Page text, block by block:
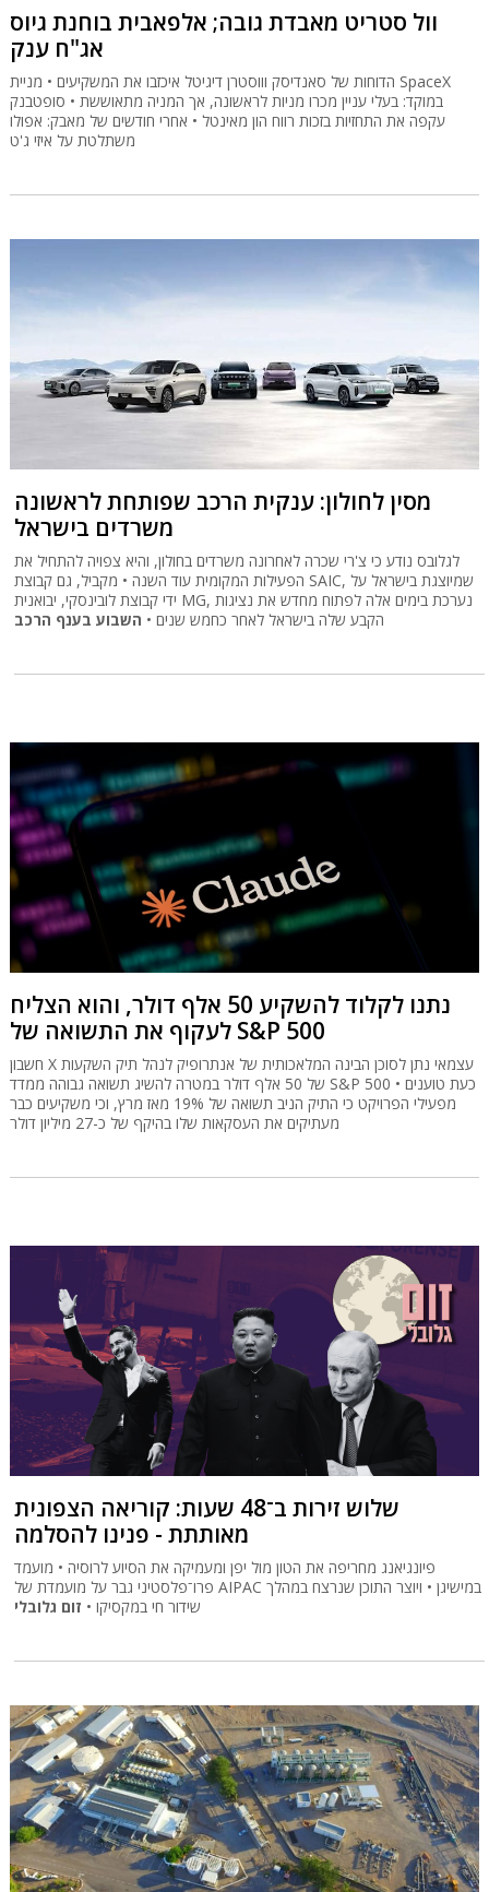
וול סטריט מאבדת גובה; אלפאבית בוחנת גיוס
אג"ח ענק
הדוחות של סאנדיסק וווסטרן דיגיטל איכזבו את המשקיעים • מניית SpaceX
במוקד: בעלי עניין מכרו מניות לראשונה, אך המניה מתאוששת • סופטבנק
עקפה את התחזיות בזכות רווח הון מאינטל • אחרי חודשים של מאבק: אפולו
משתלטת על איזי ג'ט
מסין לחולון: ענקית הרכב שפותחת לראשונה
משרדים בישראל
לגלובס נודע כי צ'רי שכרה לאחרונה משרדים בחולון, והיא צפויה להתחיל את
הפעילות המקומית עוד השנה • מקביל, גם קבוצת SAIC, שמיוצגת בישראל על
ידי קבוצת לובינסקי, יבואנית MG, נערכת בימים אלה לפתוח מחדש את נציגות
הקבע שלה בישראל לאחר כחמש שנים • השבוע בענף הרכב
נתנו לקלוד להשקיע 50 אלף דולר, והוא הצליח
לעקוף את התשואה של S&P 500
חשבון X עצמאי נתן לסוכן הבינה המלאכותית של אנתרופיק לנהל תיק השקעות
של 50 אלף דולר במטרה להשיג תשואה גבוהה ממדד S&P 500 • כעת טוענים
מפעילי הפרויקט כי התיק הניב תשואה של 19% מאז מרץ, וכי משקיעים כבר
מעתיקים את העסקאות שלו בהיקף של כ-27 מיליון דולר
שלוש זירות ב־48 שעות: קוריאה הצפונית
מאותתת - פנינו להסלמה
פיונגיאנג מחריפה את הטון מול יפן ומעמיקה את הסיוע לרוסיה • מועמד
פרו־פלסטיני גבר על מועמדת של AIPAC במישיגן • ויוצר התוכן שנרצח במהלך
שידור חי במקסיקו • זום גלובלי